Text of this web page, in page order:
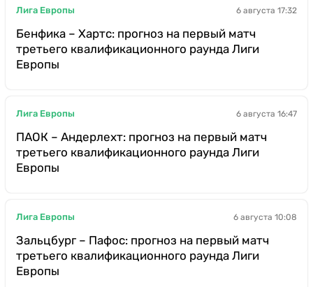
Лига Европы 6 августа 17:32
Бенфика – Хартс: прогноз на первый матч
третьего квалификационного раунда Лиги
Европы
Лига Европы 6 августа 16:47
ПАОК – Андерлехт: прогноз на первый матч
третьего квалификационного раунда Лиги
Европы
Лига Европы 6 августа 10:08
Зальцбург – Пафос: прогноз на первый матч
третьего квалификационного раунда Лиги
Европы